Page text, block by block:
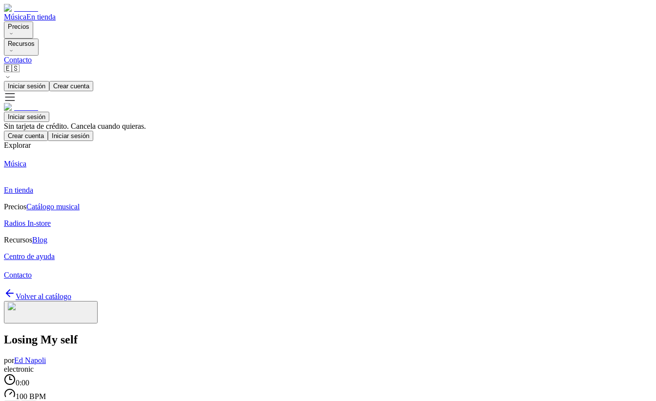
MúsicaEn tienda
Precios
Recursos
Contacto
🇪🇸
Iniciar sesión Crear cuenta
Iniciar sesión
Sin tarjeta de crédito. Cancela cuando quieras.
Crear cuenta Iniciar sesión
Explorar
Música
En tienda
PreciosCatálogo musical
Radios In-store
RecursosBlog
Centro de ayuda
Contacto
Volver al catálogo
Losing My self
porEd Napoli
electronic
0:00
100 BPM